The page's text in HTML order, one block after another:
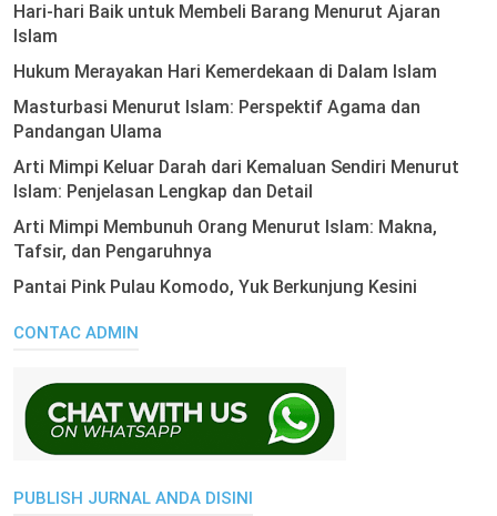
Hari-hari Baik untuk Membeli Barang Menurut Ajaran
Islam
Hukum Merayakan Hari Kemerdekaan di Dalam Islam
Masturbasi Menurut Islam: Perspektif Agama dan
Pandangan Ulama
Arti Mimpi Keluar Darah dari Kemaluan Sendiri Menurut
Islam: Penjelasan Lengkap dan Detail
Arti Mimpi Membunuh Orang Menurut Islam: Makna,
Tafsir, dan Pengaruhnya
Pantai Pink Pulau Komodo, Yuk Berkunjung Kesini
CONTAC ADMIN
PUBLISH JURNAL ANDA DISINI